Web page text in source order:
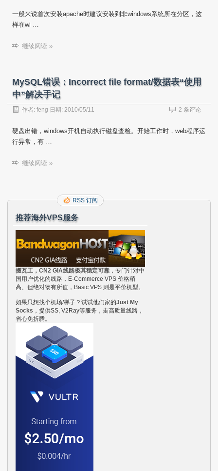
一般来说首次安装apache时建议安装到非windows系统所在分区，这
样在wi …
继续阅读 »
MySQL错误：Incorrect file format/数据表“使用
中”解决手记
作者: feng 日期: 2010/05/11 2 条评论
硬盘出错，windows开机自动执行磁盘查检。开始工作时，web程序运
行异常，有 …
继续阅读 »
RSS 订阅
推荐海外VPS服务
搬瓦工，CN2 GIA线路极其稳定可靠 ，专门针对中
国用户优化的线路，E-Commerce VPS 价格稍
高、但绝对物有所值，Basic VPS 则是平价机型。
如果只想找个机场/梯子？试试他们家的Just My
Socks ，提供SS, V2Ray等服务，走高质量线路，
省心免折腾。